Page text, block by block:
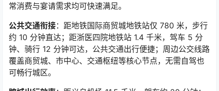
常消费与宴请需求均可快速满足。
公共交通衔接：距地铁国际商贸城地铁站仅 780 米，步行
约 10 分钟直达；距浙医四院地铁站 1.4 千米，驾车 5 分
钟、骑行 12 分钟可达，公共交通出行便捷；周边公交线路
覆盖商贸城、市中心、交通枢纽等核心节点，无需自驾也
可畅行城区。